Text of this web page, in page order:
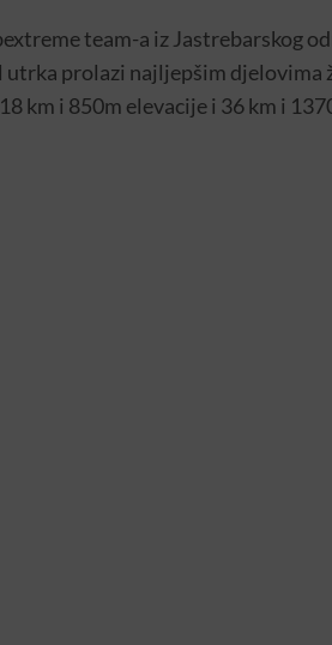
team-a iz Jastrebarskog
utrka prolazi najljepšim djelovima
km i 850m elevacije i 36 km i